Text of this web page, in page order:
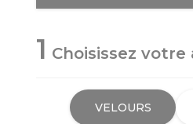
1 Choisissez votre
VELOURS